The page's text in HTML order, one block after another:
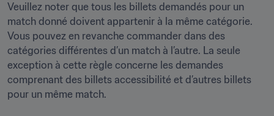
Veuillez noter que tous les billets demandés pour un
match donné doivent appartenir à la même catégorie.
Vous pouvez en revanche commander dans des
catégories différentes d’un match à l’autre. La seule
exception à cette règle concerne les demandes
comprenant des billets accessibilité et d’autres billets
pour un même match.